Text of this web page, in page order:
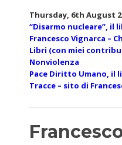
Thursday, 6th August
“Disarmo nucleare”, il
Francesco Vignarca –
Libri (con miei
Nonviolenza
Pace Diritto Umano, il
Tracce – sito di